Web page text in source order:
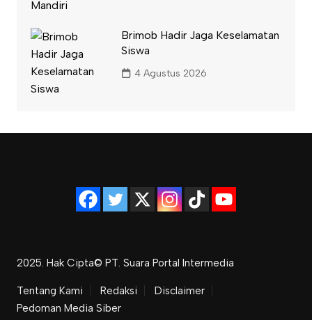
Brimob Hadir Jaga Keselamatan
Siswa
4 Agustus 2026
2025. Hak Cipta© PT. Suara Portal Intermedia
Tentang Kami Redaksi
Disclaimer
Pedoman Media Siber